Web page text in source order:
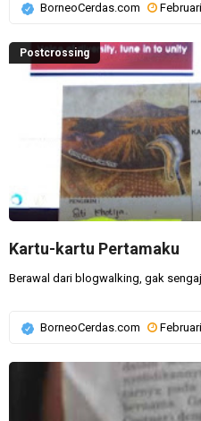
BorneoCerdas.com
Kartu-kartu Pertamaku
Postcrossing
Berawal dari blogwalking, gak
BorneoCerdas.com